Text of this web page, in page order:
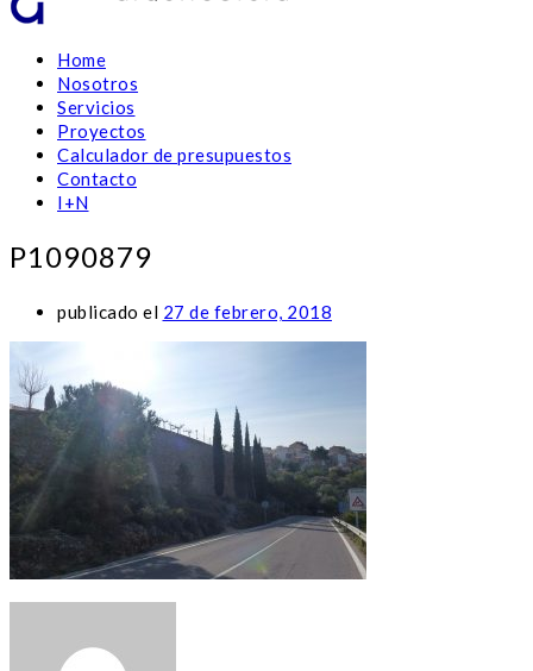
Home
Nosotros
Servicios
Proyectos
Calculador de presupuestos
Contacto
I+N
P1090879
publicado el 27 de febrero, 2018